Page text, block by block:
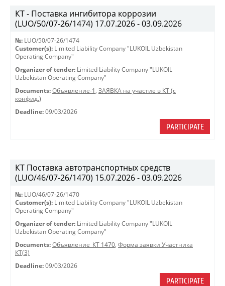
КТ - Поставка ингибитора коррозии
(LUO/50/07-26/1474) 17.07.2026 - 03.09.2026
№: LUO/50/07-26/1474
Customer(s): Limited Liability Company "LUKOIL Uzbekistan
Operating Company"
Organizer of tender: Limited Liability Company "LUKOIL
Uzbekistan Operating Company"
Documents: Объявление-1 , ЗАЯВКА на участие в КТ (с
конфид.)
Deadline: 09/03/2026
PARTICIPATE
КТ Поставка автотранспортных средств
(LUO/46/07-26/1470) 15.07.2026 - 03.09.2026
№: LUO/46/07-26/1470
Customer(s): Limited Liability Company "LUKOIL Uzbekistan
Operating Company"
Organizer of tender: Limited Liability Company "LUKOIL
Uzbekistan Operating Company"
Documents: Объявление_КТ 1470, Форма заявки Участника
КТ(3)
Deadline: 09/03/2026
PARTICIPATE